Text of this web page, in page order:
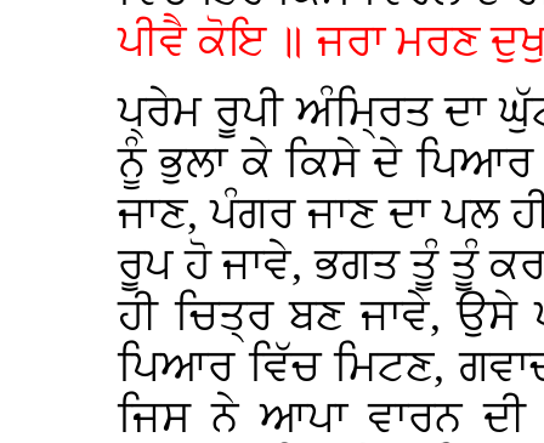
ਪੀਵੈ ਕੋਇ ॥ ਜਰਾ ਮਰਣ
ਪ੍ਰੇਮ ਰੂਪੀ ਅੰਮ੍ਰਿਤ ਦਾ
ਨੂੰ ਭੁਲਾ ਕੇ ਕਿਸੇ ਦੇ ਪਿਆਰ
ਜਾਣ, ਪੰਗਰ ਜਾਣ ਦਾ ਪਲ
ਰੂਪ ਹੋ ਜਾਵੇ, ਭਗਤ ਤੂੰ ਤੂੰ
ਹੀ ਚਿਤ੍ਰ ਬਣ ਜਾਵੇ,
ਪਿਆਰ ਵਿੱਚ ਮਿਟਣ,
ਜਿਸ ਨੇ ਆਪਾ ਵਾਰਨ ਦੀ